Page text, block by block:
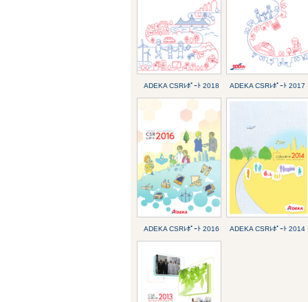
ADEKA CSRﾚﾎﾟｰﾄ 2018 ADEKA CSRﾚﾎﾟｰﾄ 2017
ADEKA CSRﾚﾎﾟｰﾄ 2016 ADEKA CSRﾚﾎﾟｰﾄ 2014